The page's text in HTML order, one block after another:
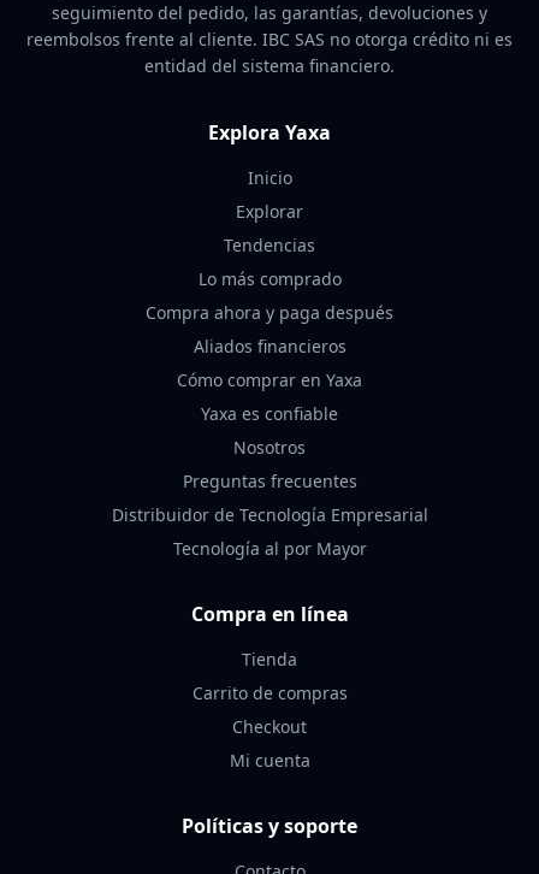
seguimiento del pedido, las garantías, devoluciones y
reembolsos frente al cliente. IBC SAS no otorga crédito ni es
entidad del sistema financiero.
Explora Yaxa
Inicio
Explorar
Tendencias
Lo más comprado
Compra ahora y paga después
Aliados financieros
Cómo comprar en Yaxa
Yaxa es confiable
Nosotros
Preguntas frecuentes
Distribuidor de Tecnología Empresarial
Tecnología al por Mayor
Compra en línea
Tienda
Carrito de compras
Checkout
Mi cuenta
Políticas y soporte